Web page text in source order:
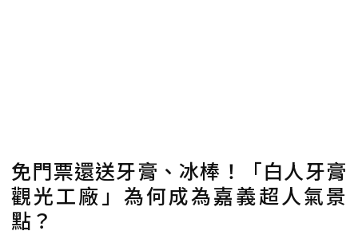
免門票還送牙膏、冰棒！「白人牙膏
觀光工廠」為何成為嘉義超人氣景
點？